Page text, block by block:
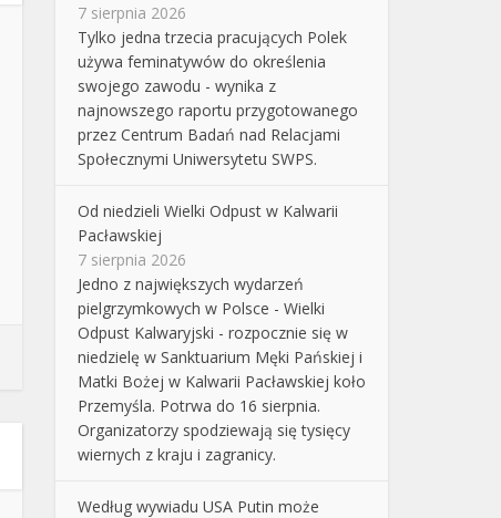
7 sierpnia 2026
Tylko jedna trzecia pracujących Polek
używa feminatywów do określenia
swojego zawodu - wynika z
najnowszego raportu przygotowanego
przez Centrum Badań nad Relacjami
Społecznymi Uniwersytetu SWPS.
Od niedzieli Wielki Odpust w Kalwarii
Pacławskiej
7 sierpnia 2026
Jedno z największych wydarzeń
pielgrzymkowych w Polsce - Wielki
Odpust Kalwaryjski - rozpocznie się w
niedzielę w Sanktuarium Męki Pańskiej i
Matki Bożej w Kalwarii Pacławskiej koło
Przemyśla. Potrwa do 16 sierpnia.
Organizatorzy spodziewają się tysięcy
wiernych z kraju i zagranicy.
Według wywiadu USA Putin może